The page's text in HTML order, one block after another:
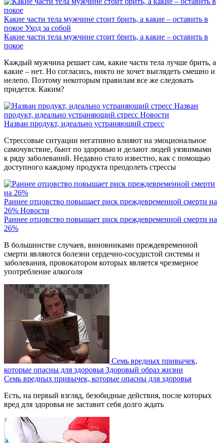
Какие части тела мужчине стоит брить, а какие – оставить в
покое Уход за собой
Какие части тела мужчине стоит брить, а какие – оставить в
покое
Каждый мужчина решает сам, какие части тела лучше брить, а
какие – нет. Но согласись, никто не хочет выглядеть смешно и
нелепо. Поэтому некоторым правилам все же следовать
придется. Каким?
Назван
продукт, идеально устраняющий стресс Новости
Назван продукт, идеально устраняющий стресс
Стрессовые ситуации негативно влияют на эмоциональное
самочувствие, бьют по здоровью и делают людей уязвимыми
к ряду заболеваний. Недавно стало известно, как с помощью
доступного каждому продукта преодолеть стрессы
Раннее отцовство повышает риск преждевременной смерти на
26% Новости
Раннее отцовство повышает риск преждевременной смерти на
26%
В большинстве случаев, виновниками преждевременной
смерти являются болезни сердечно-сосудистой системы и
заболевания, провокатором которых является чрезмерное
употребление алкоголя
Семь вредных привычек,
которые опасны для здоровья Здоровый образ жизни
Семь вредных привычек, которые опасны для здоровья
Есть, на первый взгляд, безобидные действия, после которых
вред для здоровья не заставит себя долго ждать